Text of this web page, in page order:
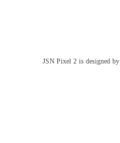
JSN Pixel 2 is designed by